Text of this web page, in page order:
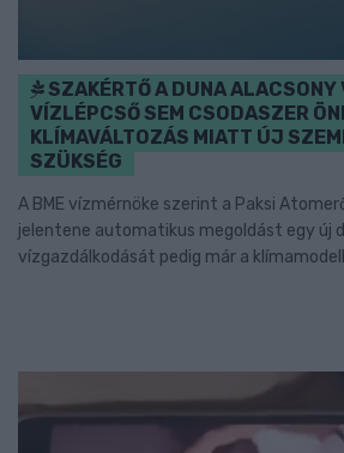
SZAKÉRTŐ A DUNA
VÍZLÉPCSŐ SEM CSODASZER
KLÍMAVÁLTOZÁS MIATT ÚJ
SZÜKSÉG
A BME vízmérnöke szerint a Paksi
jelentene automatikus megoldást egy új
vízgazdálkodását pedig már a